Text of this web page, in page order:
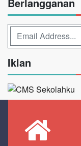
Iklan